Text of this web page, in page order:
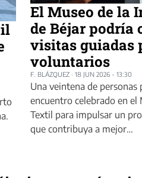
El Museo de la
de Béjar podría
visitas guiadas
voluntarios
F. BLÁZQUEZ · 18 JUN 2026 - 13:30
Una veintena de personas
encuentro celebrado en el
Textil para impulsar un
que contribuya a mejor…